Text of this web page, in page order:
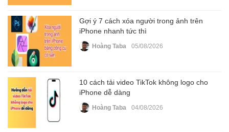
Gợi ý 7 cách xóa người trong ảnh trên
iPhone nhanh tức thì
Hoàng Taba 05/08/2026
10 cách tải video TikTok không logo cho
iPhone dễ dàng
Hoàng Taba 04/08/2026